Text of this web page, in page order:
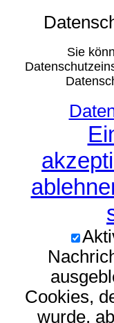
Sie
Cookies,
wurde,